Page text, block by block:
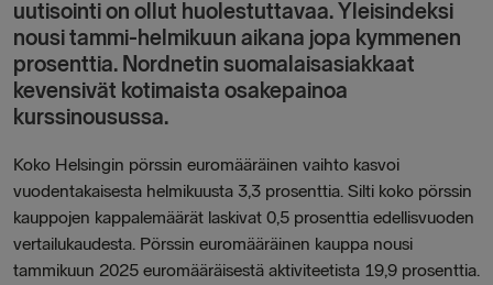
uutisointi on ollut huolestuttavaa. Yleisindeksi
nousi tammi-helmikuun aikana jopa kymmenen
prosenttia. Nordnetin suomalaisasiakkaat
kevensivät kotimaista osakepainoa
kurssinousussa.
Koko Helsingin pörssin euromääräinen vaihto kasvoi
vuodentakaisesta helmikuusta 3,3 prosenttia. Silti koko pörssin
kauppojen kappalemäärät laskivat 0,5 prosenttia edellisvuoden
vertailukaudesta. Pörssin euromääräinen kauppa nousi
tammikuun 2025 euromääräisestä aktiviteetista 19,9 prosenttia.